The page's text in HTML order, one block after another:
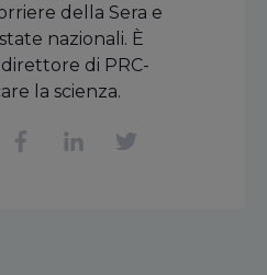
della Sera e
nazionali. È
di PRC-
la scienza.